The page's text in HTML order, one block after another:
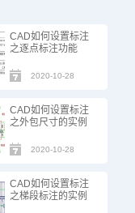
CAD如何设置标注
之逐点标注功能
2020-10-28
CAD如何设置标注
之外包尺寸的实例
2020-10-28
CAD如何设置标注
之梯段标注的实例